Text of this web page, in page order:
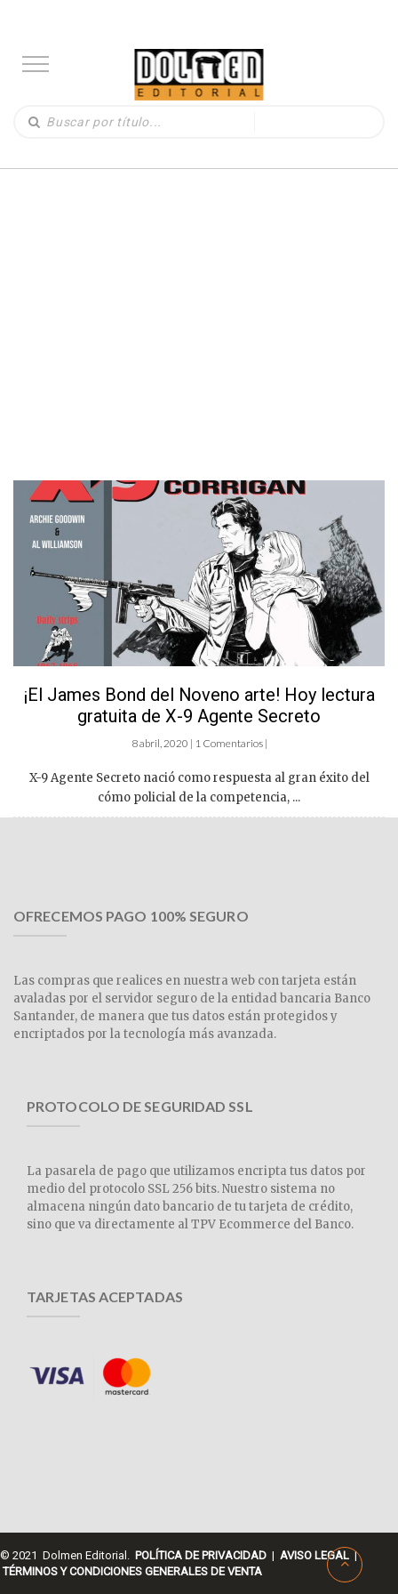
¡El James Bond del Noveno arte! Hoy lectura
gratuita de X-9 Agente Secreto
8 abril, 2020 | 1 Comentarios |
X-9 Agente Secreto nació como respuesta al gran éxito del
cómo policial de la competencia, ...
OFRECEMOS PAGO 100% SEGURO
Las compras que realices en nuestra web con tarjeta están
avaladas por el servidor seguro de la entidad bancaria Banco
Santander, de manera que tus datos están protegidos y
encriptados por la tecnología más avanzada.
PROTOCOLO DE SEGURIDAD SSL
La pasarela de pago que utilizamos encripta tus datos por
medio del protocolo SSL 256 bits. Nuestro sistema no
almacena ningún dato bancario de tu tarjeta de crédito,
sino que va directamente al TPV Ecommerce del Banco.
TARJETAS ACEPTADAS
© 2021 Dolmen Editorial. POLÍTICA DE PRIVACIDAD | AVISO LEGAL |
TÉRMINOS Y CONDICIONES GENERALES DE VENTA